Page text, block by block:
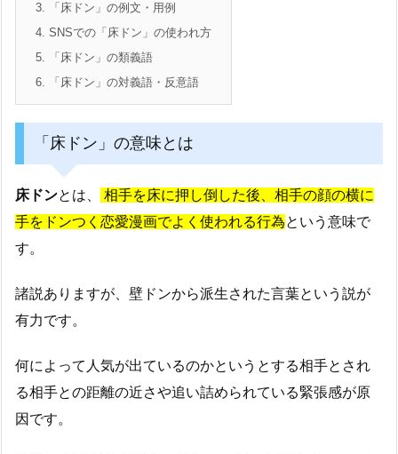
3. 「床ドン」の例文・用例
4. SNSでの「床ドン」の使われ方
5. 「床ドン」の類義語
6. 「床ドン」の対義語・反意語
「床ドン」の意味とは
床ドンとは、
相手を床に押し倒した後、相手の顔の横に
手をドンつく恋愛漫画でよく使われる行為という意味で
す。
諸説ありますが、壁ドンから派生された言葉という説が
有力です。
何によって人気が出ているのかというとする相手とされ
る相手との距離の近さや追い詰められている緊張感が原
因です。